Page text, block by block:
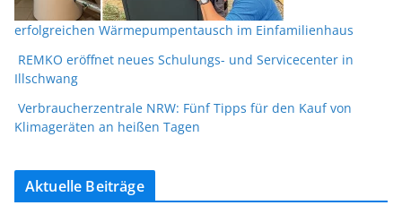
erfolgreichen Wärmepumpentausch im Einfamilienhaus
REMKO eröffnet neues Schulungs- und Servicecenter in
Illschwang
Verbraucherzentrale NRW: Fünf Tipps für den Kauf von
Klimageräten an heißen Tagen
Aktuelle Beiträge